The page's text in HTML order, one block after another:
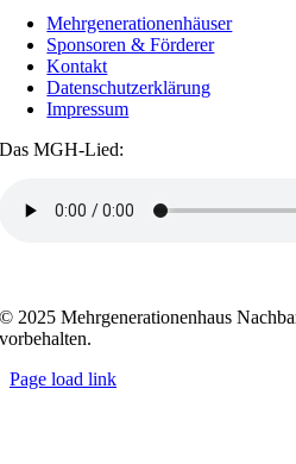
Mehrgenerationenhäuser
Sponsoren & Förderer
Kontakt
Datenschutzerklärung
Impressum
Das MGH-Lied:
© 2025 Mehrgenerationenhaus
vorbehalten.
Page load link